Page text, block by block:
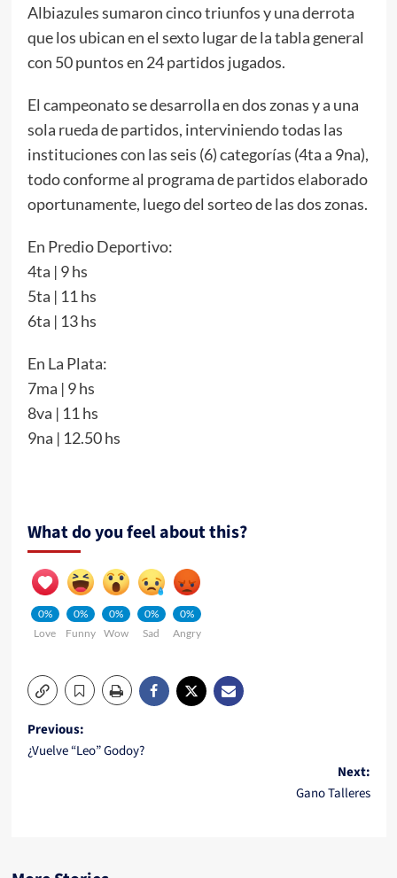
Albiazules sumaron cinco triunfos y una derrota
que los ubican en el sexto lugar de la tabla general
con 50 puntos en 24 partidos jugados.
El campeonato se desarrolla en dos zonas y a una
sola rueda de partidos, interviniendo todas las
instituciones con las seis (6) categorías (4ta a 9na),
todo conforme al programa de partidos elaborado
oportunamente, luego del sorteo de las dos zonas.
En Predio Deportivo:
4ta | 9 hs
5ta | 11 hs
6ta | 13 hs
En La Plata:
7ma | 9 hs
8va | 11 hs
9na | 12.50 hs
What do you feel about this?
0%
Love
0%
Funny
0%
Wow
0%
Sad
0%
Angry
Post
navigation
Previous:
¿Vuelve “Leo” Godoy?
Next:
Gano Talleres